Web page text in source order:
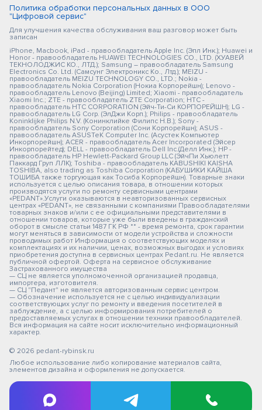
Политика обработки персональных данных в ООО
"Цифровой сервис"
Для улучшения качества обслуживания ваш разговор может быть
записан
iPhone, Macbook, iPad - правообладатель Apple Inc. (Эпл Инк.); Huawei и
Honor - правообладатель HUAWEI TECHNOLOGIES CO., LTD. (ХУАВЕЙ
ТЕКНОЛОДЖИС КО., ЛТД.); Samsung – правообладатель Samsung
Electronics Co. Ltd. (Самсунг Электроникс Ко., Лтд.); MEIZU -
правообладатель MEIZU TECHNOLOGY CO., LTD.; Nokia -
правообладатель Nokia Corporation (Нокиа Корпорейшн); Lenovo -
правообладатель Lenovo (Beijing) Limited; Xiaomi - правообладатель
Xiaomi Inc.; ZTE - правообладатель ZTE Corporation; HTC -
правообладатель HTC CORPORATION (Эйч-Ти-Си КОРПОРЕЙШН); LG -
правообладатель LG Corp. (ЭлДжи Корп.); Philips - правообладатель
Koninklijke Philips N.V. (Конинклийке Филипс Н.В.); Sony -
правообладатель Sony Corporation (Сони Корпорейшн); ASUS -
правообладатель ASUSTeK Computer Inc. (Асустек Компьютер
Инкорпорейшн); ACER - правообладатель Acer Incorporated (Эйсер
Инкорпорейтед); DELL - правообладатель Dell Inc.(Делл Инк.); HP -
правообладатель HP Hewlett-Packard Group LLC (ЭйчПи Хьюлетт
Паккард Груп ЛЛК); Toshiba - правообладатель KABUSHIKI KAISHA
TOSHIBA, also trading as Toshiba Corporation (КАБУШИКИ КАЙША
ТОШИБА также торгующая как Тосиба Корпорейшн). Товарные знаки
используется с целью описания товара, в отношении которых
производятся услуги по ремонту сервисными центрами
«PEDANT».Услуги оказываются в неавторизованных сервисных
центрах «PEDANT», не связанными с компаниями Правообладателями
товарных знаков и/или с ее официальными представителями в
отношении товаров, которые уже были введены в гражданский
оборот в смысле статьи 1487 ГК РФ ** - время ремонта, срок гарантии
могут меняться в зависимости от модели устройства и сложности
проводимых работ Информация о соответствующих моделях и
комплектациях и их наличии, ценах, возможных выгодах и условиях
приобретения доступна в сервисных центрах Pedant.ru. Не является
публичной офертой. Оферта на сервисное обслуживание
Застрахованного имущества
— СЦ не является уполномоченной организацией продавца,
импортера, изготовителя.
— СЦ "Педант" не является авторизованным сервис центром.
— Обозначение используется не с целью индивидуализации
соответствующих услуг по ремонту и введения посетителей в
заблуждение, а с целью информирования потребителей о
предоставляемых услугах в отношении техники правообладателей.
Вся информация на сайте носит исключительно информационный
характер.
© 2026 pedant-rybinsk.ru
Любое использование либо копирование материалов сайта,
элементов дизайна и оформления не допускается.